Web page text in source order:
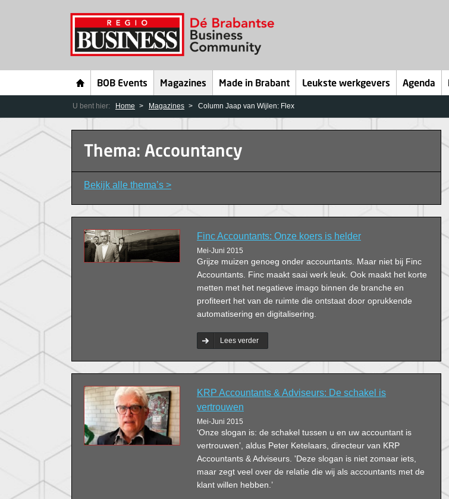
BOB Events Magazines Made in Brabant Leukste werkgevers Agenda
U bent hier: Home Magazines Column Jaap van Wijlen: Flex
Thema: Accountancy
Bekijk alle thema’s >
Finc Accountants: Onze koers is helder
Mei-Juni 2015
Grijze muizen genoeg onder accountants. Maar niet bij Finc
Accountants. Finc maakt saai werk leuk. Ook maakt het korte
metten met het negatieve imago binnen de branche en
profiteert het van de ruimte die ontstaat door oprukkende
automatisering en digitalisering.
Lees verder
KRP Accountants & Adviseurs: De schakel is
vertrouwen
Mei-Juni 2015
‘Onze slogan is: de schakel tussen u en uw accountant is
vertrouwen’, aldus Peter Ketelaars, directeur van KRP
Accountants & Adviseurs. 'Deze slogan is niet zomaar iets,
maar zegt veel over de relatie die wij als accountants met de
klant willen hebben.’